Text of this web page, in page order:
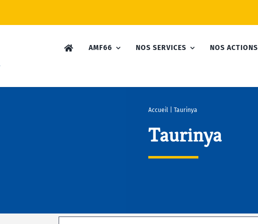
AMF66 NOS SERVICES NOS ACTIONS
Accueil| Taurinya
Taurinya